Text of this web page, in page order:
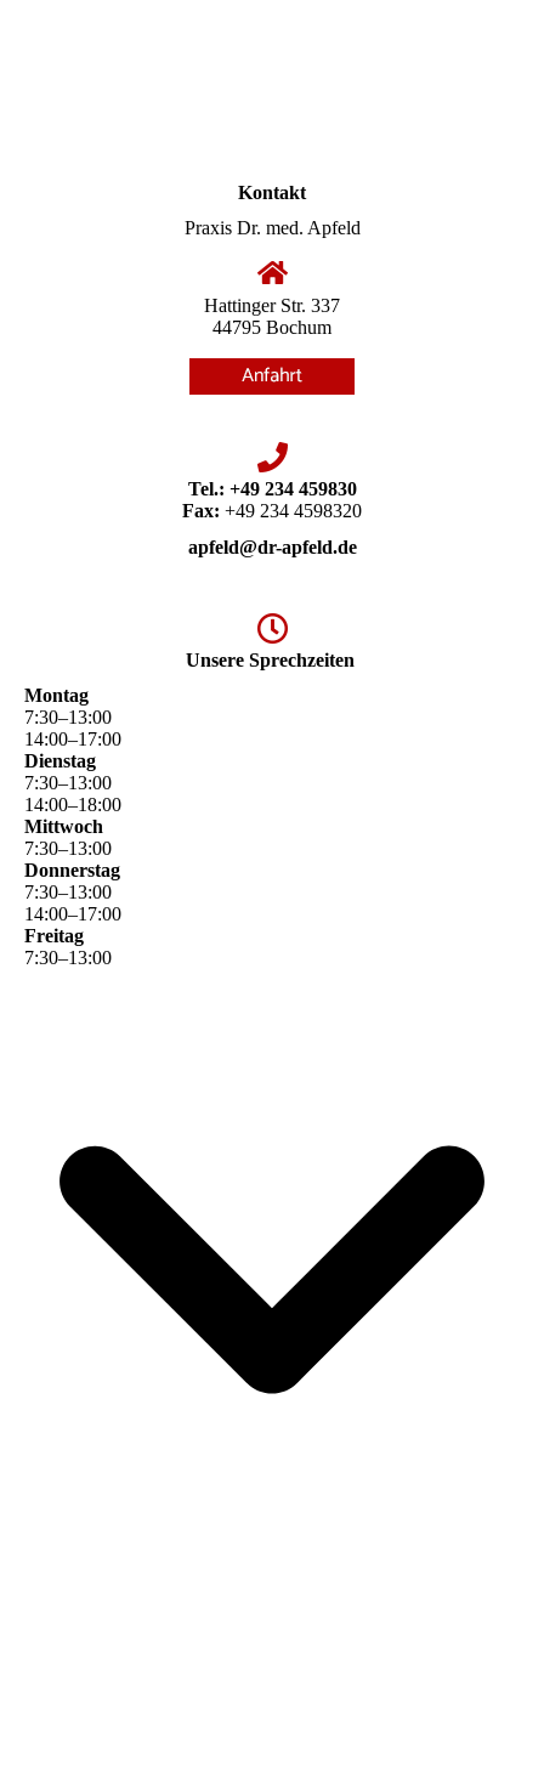
Kontakt
Praxis Dr. med. Apfeld
Hattinger Str. 337
44795 Bochum
Tel.: +49 234 459830
Fax: +49 234 4598320
apfeld@dr-apfeld.de
Unsere Sprechzeiten
Montag
7:30–13:00
14:00–17:00
Dienstag
7:30–13:00
14:00–18:00
Mittwoch
7:30–13:00
Donnerstag
7:30–13:00
14:00–17:00
Freitag
7:30–13:00